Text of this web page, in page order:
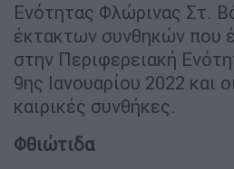
Ενότητας Φλώρινας Στ.
έκτακτων συνθηκών που
στην Περιφερειακή
9ης Ιανουαρίου 2022 και
καιρικές συνθήκες.
Φθιώτιδα